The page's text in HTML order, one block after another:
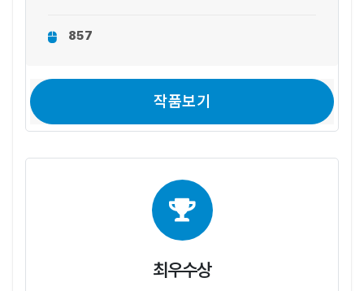
857
작품보기
최우수상